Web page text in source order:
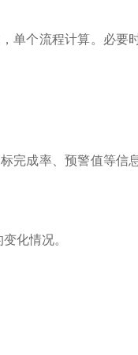
单个流程计算。必要
完成率、预警值等信
化情况。